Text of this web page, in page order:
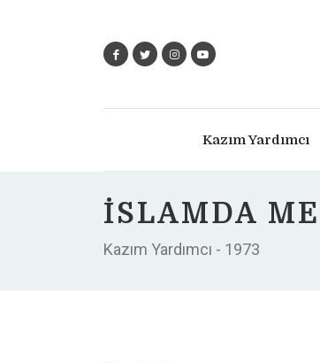
Kazım Yardımcı
İSLAMDA
Kazım Yardımcı - 1973